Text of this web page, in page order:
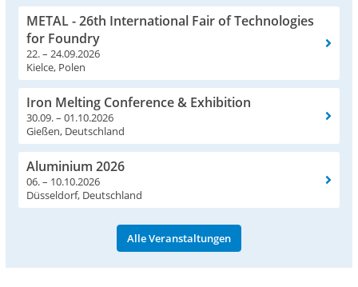
METAL - 26th International Fair of Technologies
for Foundry
22. – 24.09.2026
Kielce, Polen
Iron Melting Conference & Exhibition
30.09. – 01.10.2026
Gießen, Deutschland
Aluminium 2026
06. – 10.10.2026
Düsseldorf, Deutschland
Alle Veranstaltungen